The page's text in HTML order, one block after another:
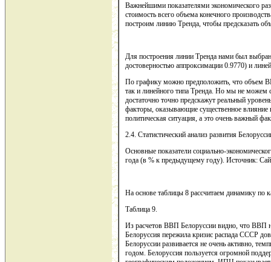
Важнейшими показателями экономического
стоимость всего объема конечного
построим линию Тренда, чтобы предсказать
Для построения линии Тренда нами был
достоверностью аппроксимации 0.9770) и
По графику можно предположить, что объем
так и линейного типа Тренда. Но мы не можем
достаточно точно предскажут реальный
факторы, оказывающие существенное влияние
политическая ситуация, а это очень важный
2.4. Статистический анализ развития
Основные показатели социально-
года (в % к предыдущему году). Источник:
На основе таблицы 8 рассчитаем динамику по
Таблица 9.
Из расчетов ВВП Белоруссии видно, что ВВП
Белоруссия пережила кризис распада СССР
Белоруссии развивается не очень активно,
годом. Белоруссия пользуется огромной